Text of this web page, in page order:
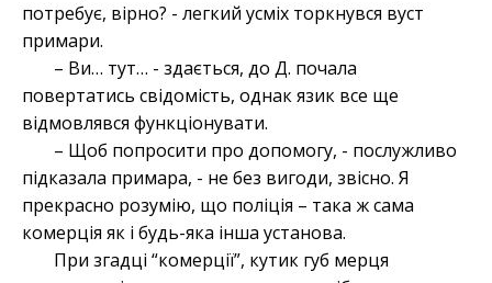
потребує, вірно? - легкий усміх торкнувся вуст
примари.
– Ви… тут… - здається, до Д. почала
повертатись свідомість, однак язик все ще
відмовлявся функціонувати.
– Щоб попросити про допомогу, - послужливо
підказала примара, - не без вигоди, звісно. Я
прекрасно розумію, що поліція – така ж сама
комерція як і будь-яка інша установа.
При згадці “комерції”, кутик губ мерця